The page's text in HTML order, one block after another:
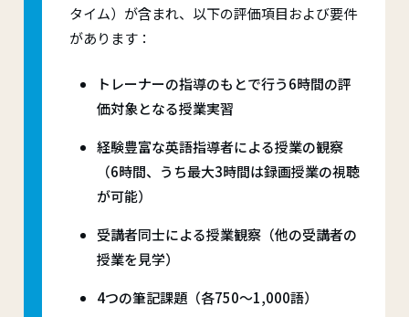
タイム）が含まれ、以下の評価項目および要件
があります：
トレーナーの指導のもとで行う6時間の評
価対象となる授業実習
経験豊富な英語指導者による授業の観察
（6時間、うち最大3時間は録画授業の視聴
が可能）
受講者同士による授業観察（他の受講者の
授業を見学）
4つの筆記課題（各750～1,000語）